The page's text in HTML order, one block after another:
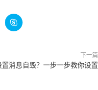

下一篇
消息自毁？一步一步教你设置